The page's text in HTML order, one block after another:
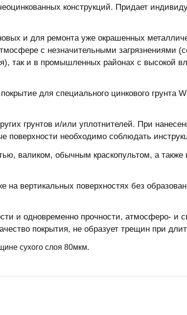
конструкций. Придает
и для ремонта уже окрашенных
с незначительными загрязнениями
так и в промышленных районах с высокой
для специального цинкового грунта
грунтов и/или уплотнителей. При
поверхности необходимо соблюдать
валиком, обычным краскопультом, а
на вертикальных поверхностях без
и одновременно прочности, атмосферо- и
покрытия, не образует трещин при
сухого слоя 80мкм.